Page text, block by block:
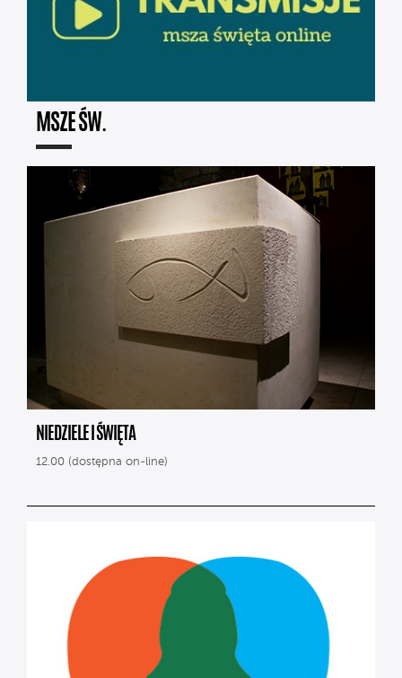
MSZE ŚW.
NIEDZIELE I ŚWIĘTA
12.00 (dostępna on-line)